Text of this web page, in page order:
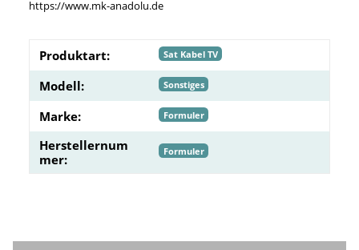
https://www.mk-anadolu.de
Produktart: Sat Kabel TV
Modell: Sonstiges
Marke: Formuler
Herstellernum
mer:
Formuler